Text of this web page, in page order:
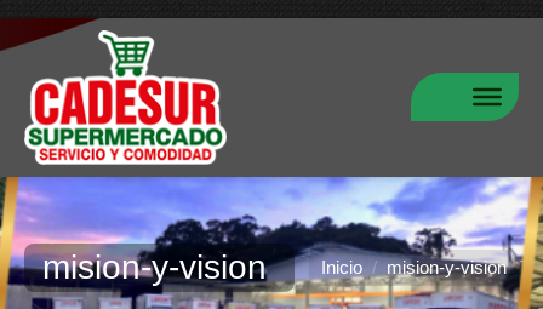
mision-y-vision Estás aquí:
Inicio mision-y-vision